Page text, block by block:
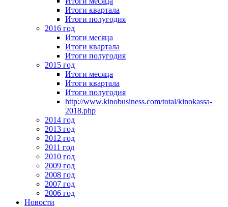
Итоги квартала
Итоги полугодия
2016 год
Итоги месяца
Итоги квартала
Итоги полугодия
2015 год
Итоги месяца
Итоги квартала
Итоги полугодия
http://www.kinobusiness.com/total/kinokassa-
2018.php
2014 год
2013 год
2012 год
2011 год
2010 год
2009 год
2008 год
2007 год
2006 год
Новости